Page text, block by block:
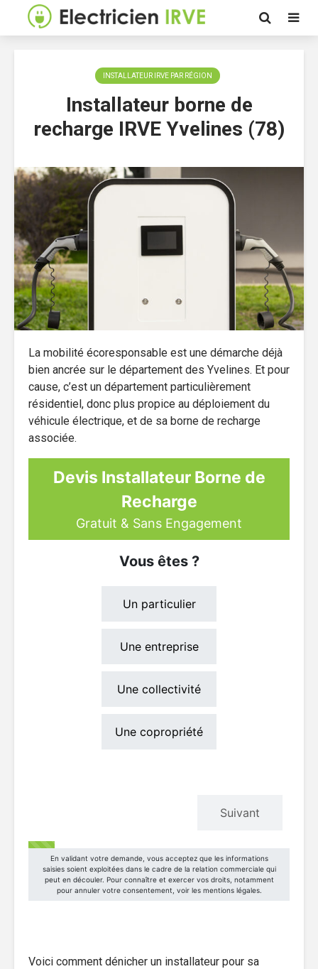
INSTALLATEUR IRVE PAR RÉGION
Installateur borne de
recharge IRVE Yvelines (78)
La mobilité écoresponsable est une démarche déjà
bien ancrée sur le département des Yvelines. Et pour
cause, c’est un département particulièrement
résidentiel, donc plus propice au déploiement du
véhicule électrique, et de sa borne de recharge
associée.
Voici comment dénicher un installateur pour sa